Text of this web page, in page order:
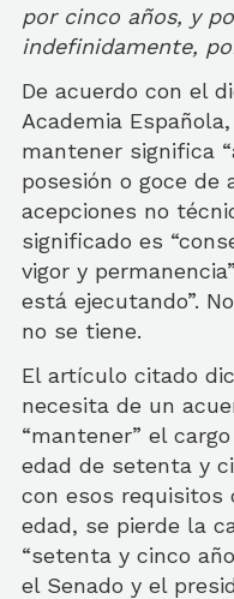
por cinco años, y
indefinidamente,
De acuerdo con el
Academia
mantener significa
posesión o goce de
acepciones no
significado es
vigor y
está ejecutando”.
no se tiene.
El artículo citado
necesita de un
“mantener” el
edad de setenta y
con esos requisitos
edad, se pierde la
“setenta y cinco
el Senado y el